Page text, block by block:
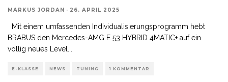
MARKUS JORDAN · 26. APRIL 2025
Mit einem umfassenden Individualisierungsprogramm hebt
BRABUS den Mercedes-AMG E 53 HYBRID 4MATIC+ auf ein
völlig neues Level...
E-KLASSE NEWS TUNING 1 KOMMENTAR